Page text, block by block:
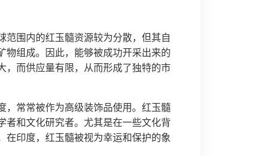
围内的红玉髓资源较为分散，但其自
物组成。因此，能够被成功开采出来的
，而供应量有限，从而形成了独特的市
，常常被作为高级装饰品使用。红玉髓
者和文化研究者。尤其是在一些文化背
在印度，红玉髓被视为幸运和保护的象